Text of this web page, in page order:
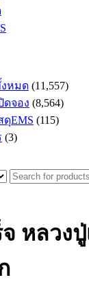
งหมด (11,557)
ดจอง (8,564)
EMS (115)
(3)
หลวงปู่